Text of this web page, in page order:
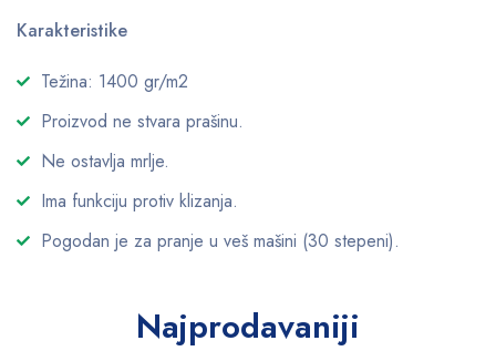
Karakteristike
Težina: 1400 gr/m2
Proizvod ne stvara prašinu.
Ne ostavlja mrlje.
Ima funkciju protiv klizanja.
Pogodan je za pranje u veš mašini (30 stepeni).
Najprodavaniji